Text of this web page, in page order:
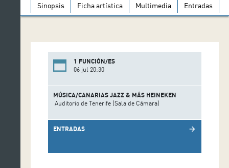
Sinopsis Ficha artística Multimedia Entradas
1 FUNCIÓN/ES
06 jul 20:30
MÚSICA/CANARIAS JAZZ & MÁS HEINEKEN
Auditorio de Tenerife (Sala de Cámara)
ENTRADAS arrow_forward